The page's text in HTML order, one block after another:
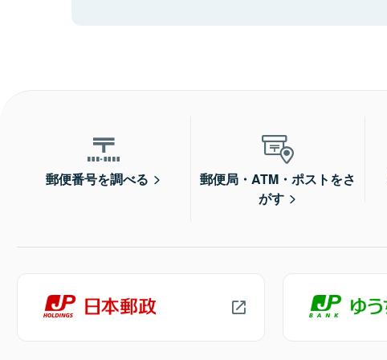
郵便番号を調べる
郵便局・ATM・ポストをさ
がす